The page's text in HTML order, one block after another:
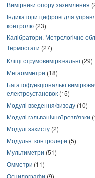
Вимірники опору заземлення
Індикатори цифрові для
контролю (23)
Калібратори. Метрологічне
Термостати (27)
Кліщі струмовимірювальні (29)
Мегаомметри (18)
Багатофункціональні
електроустановок (15)
Модулі введення/виводу (10)
Модулі гальванічної розв'язки
Модулі захисту (2)
Модульні контролери (5)
Мультиметри (51)
Омметри (11)
Осцилографи (9)